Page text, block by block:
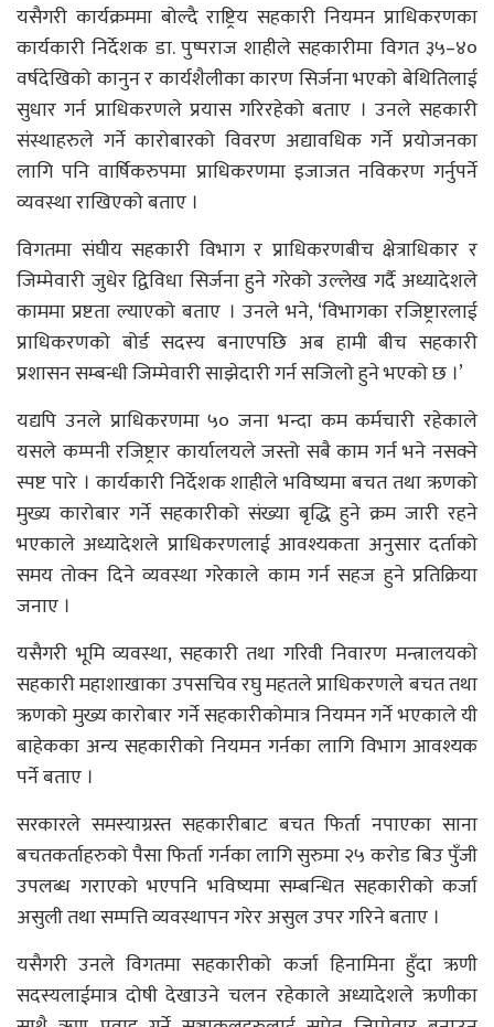
यसैगरी कार्यक्रममा बोल्दै राष्ट्रिय सहकारी नियमन प्राधिकरणका
कार्यकारी निर्देशक डा. पुष्पराज शाहीले सहकारीमा विगत ३५–४०
वर्षदेखिको कानुन र कार्यशैलीका कारण सिर्जना भएको बेथितिलाई
सुधार गर्न प्राधिकरणले प्रयास गरिरहेको बताए । उनले सहकारी
संस्थाहरुले गर्ने कारोबारको विवरण अद्यावधिक गर्ने प्रयोजनका
लागि पनि वार्षिकरुपमा प्राधिकरणमा इजाजत नविकरण गर्नुपर्ने
व्यवस्था राखिएको बताए ।
विगतमा संघीय सहकारी विभाग र प्राधिकरणबीच क्षेत्राधिकार र
जिम्मेवारी जुधेर द्विविधा सिर्जना हुने गरेको उल्लेख गर्दै अध्यादेशले
काममा प्रष्टता ल्याएको बताए । उनले भने, ‘विभागका रजिष्ट्रारलाई
प्राधिकरणको बोर्ड सदस्य बनाएपछि अब हामी बीच सहकारी
प्रशासन सम्बन्धी जिम्मेवारी साझेदारी गर्न सजिलो हुने भएको छ ।’
यद्यपि उनले प्राधिकरणमा ५० जना भन्दा कम कर्मचारी रहेकाले
यसले कम्पनी रजिष्ट्रार कार्यालयले जस्तो सबै काम गर्न भने नसक्ने
स्पष्ट पारे । कार्यकारी निर्देशक शाहीले भविष्यमा बचत तथा ऋणको
मुख्य कारोबार गर्ने सहकारीको संख्या बृद्धि हुने क्रम जारी रहने
भएकाले अध्यादेशले प्राधिकरणलाई आवश्यकता अनुसार दर्ताको
समय तोक्न दिने व्यवस्था गरेकाले काम गर्न सहज हुने प्रतिक्रिया
जनाए ।
यसैगरी भूमि व्यवस्था, सहकारी तथा गरिवी निवारण मन्त्रालयको
सहकारी महाशाखाका उपसचिव रघु महतले प्राधिकरणले बचत तथा
ऋणको मुख्य कारोबार गर्ने सहकारीकोमात्र नियमन गर्ने भएकाले यी
बाहेकका अन्य सहकारीको नियमन गर्नका लागि विभाग आवश्यक
पर्ने बताए ।
सरकारले समस्याग्रस्त सहकारीबाट बचत फिर्ता नपाएका साना
बचतकर्ताहरुको पैसा फिर्ता गर्नका लागि सुरुमा २५ करोड बिउ पुँजी
उपलब्ध गराएको भएपनि भविष्यमा सम्बन्धित सहकारीको कर्जा
असुली तथा सम्पत्ति व्यवस्थापन गरेर असुल उपर गरिने बताए ।
यसैगरी उनले विगतमा सहकारीको कर्जा हिनामिना हुँदा ऋणी
सदस्यलाईमात्र दोषी देखाउने चलन रहेकाले अध्यादेशले ऋणीका